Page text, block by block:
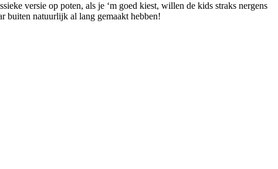
versie op poten, als je ‘m goed kiest, willen de kids straks nergens
buiten natuurlijk al lang gemaakt hebben!